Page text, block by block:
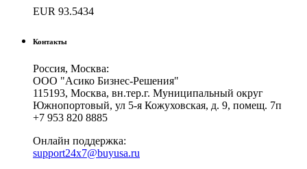
EUR 93.5434
Контакты
Россия, Москва:
ООО "Асико Бизнес-Решения"
115193, Москва, вн.тер.г. Муниципальный округ
Южнопортовый, ул 5-я Кожуховская, д. 9, помещ. 7п
+7 953 820 8885
Онлайн поддержка:
support24x7@buyusa.ru